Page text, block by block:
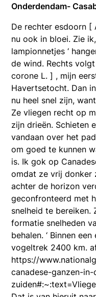
Onderdendam-
De rechter esdoorn [
nu ook in bloei. Zie
lampionnetjes ‘
de wind. Rechts
corone L. ] , mijn
Havertsetocht. Dan
nu heel snel zijn,
Ze vliegen recht op
zijn drieën. Schieten
vandaan over het
om goed te kunnen
is. Ik gok op
omdat ze vrij donker
achter de horizon
geconfronteerd met
snelheid te bereiken.
formatie snelheden
behalen. ‘ Binnen
vogeltrek 2400 km.
https://
canadese-ganzen-